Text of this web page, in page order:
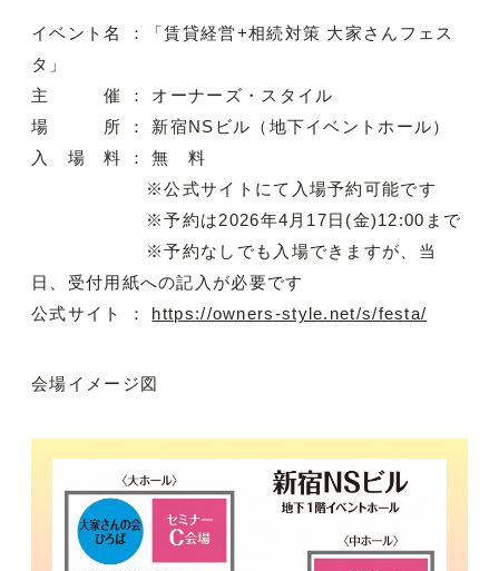
イベント名 ：「賃貸経営+相続対策 大家さんフェス
タ」
主 催 ： オーナーズ・スタイル
場 所 ： 新宿NSビル（地下イベントホール）
入 場 料 ： 無 料
※公式サイトにて入場予約可能です
※予約は2026年4月17日(金)12:00まで
※予約なしでも入場できますが、当
日、受付用紙への記入が必要です
公式サイト ： https://owners-style.net/s/festa/
会場イメージ図